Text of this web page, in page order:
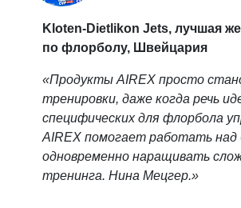
Kloten-Dietlikon Jets, лучшая
по флорболу, Швейцария
«Продукты AIREX просто
тренировки, даже когда речь
специфических для флорбола
AIREX помогает работать над
одновременно наращивать
тренинга. Нина Мецгер.»